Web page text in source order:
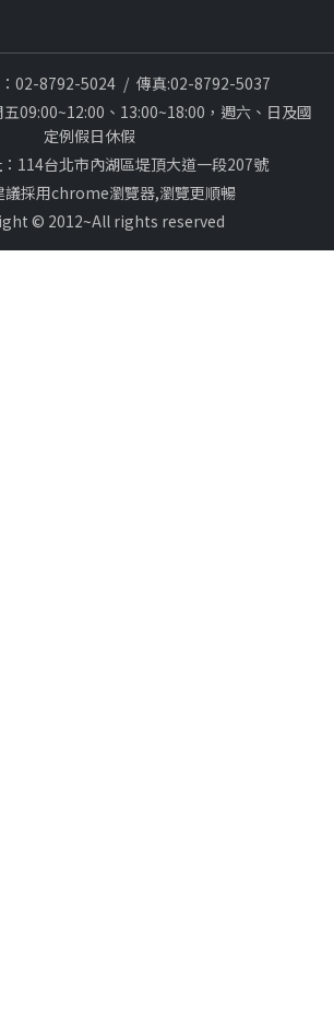
02-8792-5024 / 傳真:02-8792-5037
09:00~12:00、13:00~18:00，週六、日及國
定例假日休假
114台北市內湖區堤頂大道一段207號
議採用chrome瀏覽器,瀏覽更順暢
© 2012~All rights reserved